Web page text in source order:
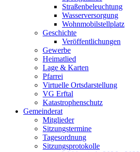
Straßenbeleuchtung
Wasserversorgung
Wohnmobilstellplatz
Geschichte
Veröffentlichungen
Gewerbe
Heimatlied
Lage & Karten
Pfarrei
Virtuelle Ortsdarstellung
VG Erftal
Katastrophenschutz
Gemeinderat
Mitglieder
Sitzungstermine
Tagesordnung
Sitzungsprotokolle